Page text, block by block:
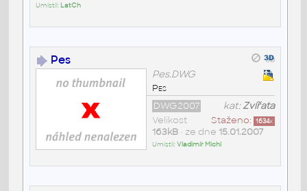
Umístil: LatCh
Pes
Pes.DWG
Pes
kat:Zvířata
DWG2007
Staženo: 1634x
Velikost
163kB• ze dne 15.01.2007
Umístil:Vladimír Michl